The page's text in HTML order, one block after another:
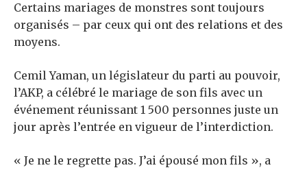
Certains mariages de monstres sont toujours
organisés – par ceux qui ont des relations et des
moyens.
Cemil Yaman, un législateur du parti au pouvoir,
l’AKP, a célébré le mariage de son fils avec un
événement réunissant 1 500 personnes juste un
jour après l’entrée en vigueur de l’interdiction.
« Je ne le regrette pas. J’ai épousé mon fils », a